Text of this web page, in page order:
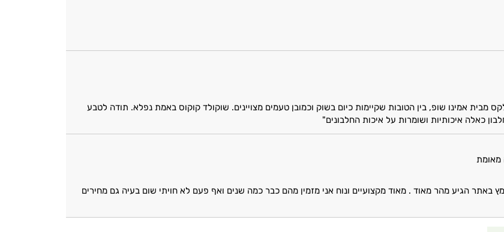
מבית אמינו שופ, בין הטובות שקיימות כיום בשוק וכמובן טעמים מצויינים. שוקולד קוקוס באמת נפלא. תודה לטבע
כאלה איכותיות ושומרות על איכות החלבונים"
מאומת
באתר הגיע מהר מאוד . מאוד מקצועיים ונוח אני מזמין מהם כבר כמה שנים ואף פעם לא חויתי שום בעיה גם מחירים